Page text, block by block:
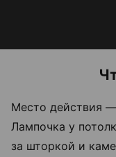
Место действия
Лампочка у
за шторкой и